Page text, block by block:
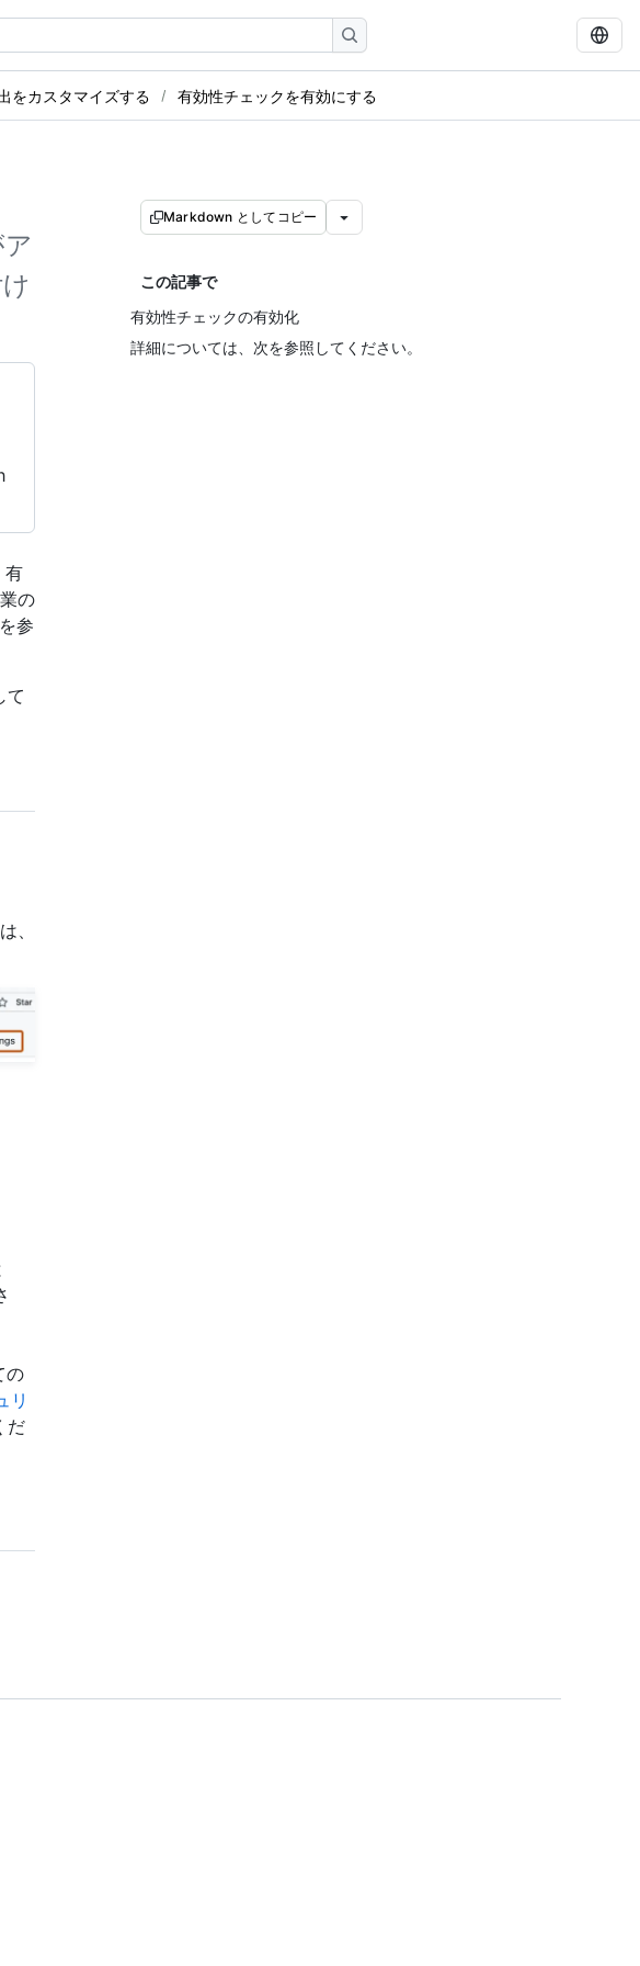
をカスタマイズする 有効性チェックを有効にする
Markdown としてコピー
この記事で
有効性チェックの有効化
詳細については、次を参照してください。
有
の
を参
て
、
の
リ
だ